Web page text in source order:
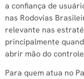
a confiança de
nas Rodovias
relevante nas
principalmente
abrir mão do
Para quem atua no